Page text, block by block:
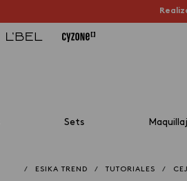
Sets
/ ESIKA TREND / TUTORIALES /